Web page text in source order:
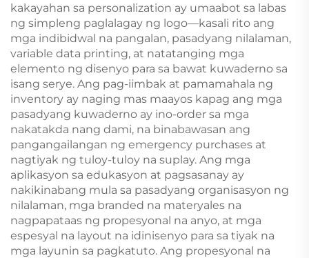
kakayahan sa personalization ay umaabot sa labas
ng simpleng paglalagay ng logo—kasali rito ang
mga indibidwal na pangalan, pasadyang nilalaman,
variable data printing, at natatanging mga
elemento ng disenyo para sa bawat kuwaderno sa
isang serye. Ang pag-iimbak at pamamahala ng
inventory ay naging mas maayos kapag ang mga
pasadyang kuwaderno ay ino-order sa mga
nakatakda nang dami, na binabawasan ang
pangangailangan ng emergency purchases at
nagtiyak ng tuloy-tuloy na suplay. Ang mga
aplikasyon sa edukasyon at pagsasanay ay
nakikinabang mula sa pasadyang organisasyon ng
nilalaman, mga branded na materyales na
nagpapataas ng propesyonal na anyo, at mga
espesyal na layout na idinisenyo para sa tiyak na
mga layunin sa pagkatuto. Ang propesyonal na